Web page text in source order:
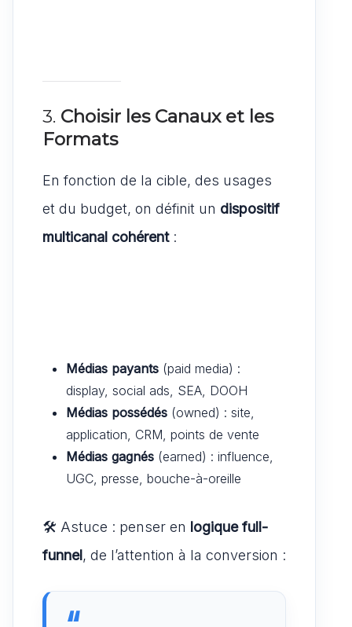
3. Choisir les Canaux et les
Formats
En fonction de la cible, des usages
et du budget, on définit un dispositif
multicanal cohérent:
Médias payants (paid media) :
display, social ads, SEA, DOOH
Médias possédés (owned) : site,
application, CRM, points de vente
Médias gagnés (earned) : influence,
UGC, presse, bouche-à-oreille
🛠️ Astuce : penser en logique full-
funnel, de l’attention à la conversion :